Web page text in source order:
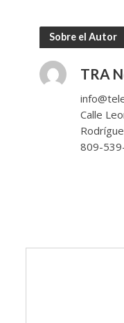
Sobre el Autor
TRA
Calle
809-